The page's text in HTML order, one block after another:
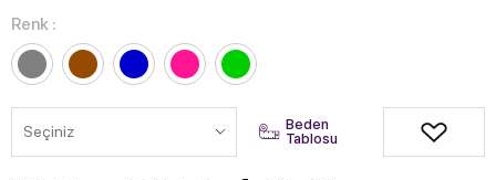
Renk :
Beden
Tablosu